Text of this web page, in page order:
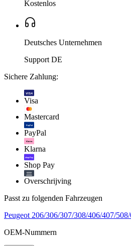
Kostenlos
Deutsches Unternehmen
Support DE
Sichere Zahlung:
VISA
Visa
Mastercard
PayPal
PayPal
Klarna.
Klarna
shop Pay
Shop Pay
Overschrijving
Passt zu folgenden Fahrzeugen
Peugeot 206/306/307/308/406/407/
OEM-Nummern